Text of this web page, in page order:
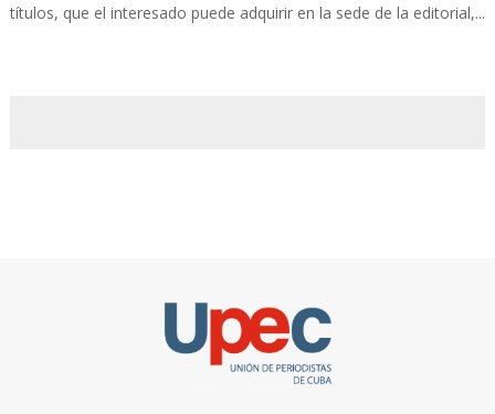
títulos, que el interesado puede adquirir en la sede de la editorial,...